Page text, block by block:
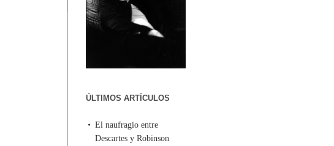
ÚLTIMOS ARTÍCULOS
El naufragio entre
Descartes y Robinson